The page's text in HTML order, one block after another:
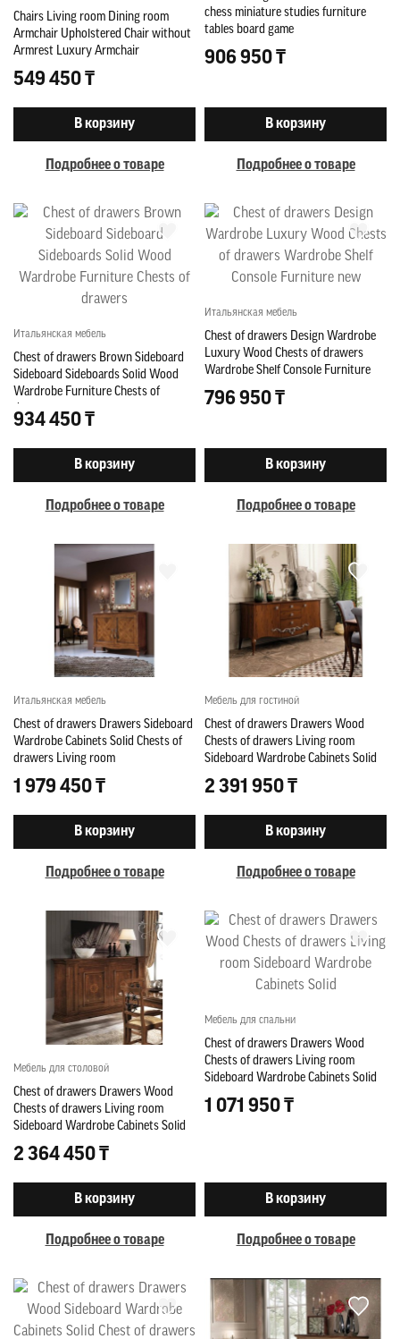
Chairs Living room Dining room
Armchair Upholstered Chair without
Armrest Luxury Armchair
549 450 ₸
В корзину
Подробнее о товаре
chess miniature studies furniture
tables board game
906 950 ₸
В корзину
Подробнее о товаре
Итальянская мебель
Chest of drawers Brown Sideboard
Sideboard Sideboards Solid Wood
Wardrobe Furniture Chests of
drawers
934 450 ₸
В корзину
Подробнее о товаре
Итальянская мебель
Chest of drawers Design Wardrobe
Luxury Wood Chests of drawers
Wardrobe Shelf Console Furniture
new
796 950 ₸
В корзину
Подробнее о товаре
Итальянская мебель
Chest of drawers Drawers Sideboard
Wardrobe Cabinets Solid Chests of
drawers Living room
1 979 450 ₸
В корзину
Подробнее о товаре
Мебель для гостиной
Chest of drawers Drawers Wood
Chests of drawers Living room
Sideboard Wardrobe Cabinets Solid
2 391 950 ₸
В корзину
Подробнее о товаре
Мебель для столовой
Chest of drawers Drawers Wood
Chests of drawers Living room
Sideboard Wardrobe Cabinets Solid
2 364 450 ₸
В корзину
Подробнее о товаре
Мебель для спальни
Chest of drawers Drawers Wood
Chests of drawers Living room
Sideboard Wardrobe Cabinets Solid
1 071 950 ₸
В корзину
Подробнее о товаре